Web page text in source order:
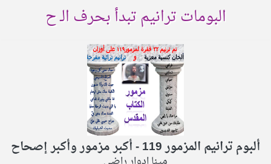
البومات ترانيم تبدأ بحرف الـ ح
ألبوم ترانيم المزمور 119 - أكبر مزمور وأكبر إصحاح